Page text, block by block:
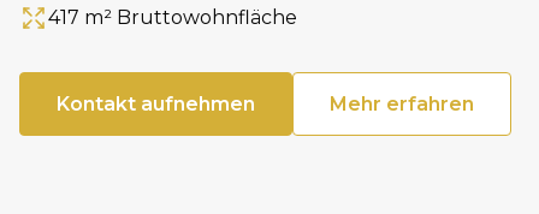
Fläche
417 m² Bruttowohnfläche
Kontakt aufnehmen Mehr erfahren